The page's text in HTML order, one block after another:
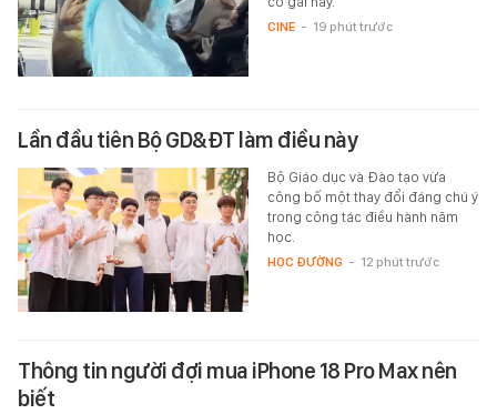
CINE - 19 phút trước
Lần đầu tiên Bộ GD&ĐT làm điều này
Bộ Giáo dục và Đào tạo vừa
công bố một thay đổi đáng chú ý
trong công tác điều hành năm
học.
HỌC ĐƯỜNG - 12 phút trước
Thông tin người đợi mua iPhone 18 Pro Max nên
biết